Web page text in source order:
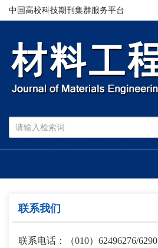
中国高校科技期刊集群服务平台
联系我们
联系电话：（010）62496276/6290